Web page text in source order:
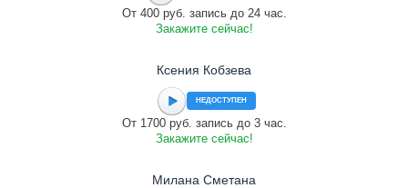
От 400 руб. запись до 24 час.
Закажите сейчас!
Ксения Кобзева
НЕДОСТУПЕН
От 1700 руб. запись до 3 час.
Закажите сейчас!
Милана Сметана